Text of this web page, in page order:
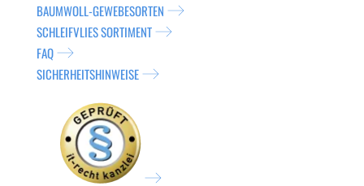
BAUMWOLL-GEWEBESORTEN
SCHLEIFVLIES SORTIMENT
FAQ
SICHERHEITSHINWEISE